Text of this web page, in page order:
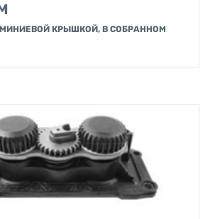
КРЫШКОЙ, В СОБРАННОМ